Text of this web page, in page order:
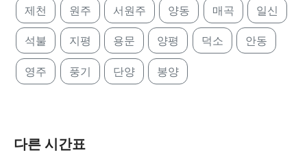
제천 원주 서원주 양동 매곡 일신
석불 지평 용문 양평 덕소 안동
영주 풍기 단양 봉양
다른 시간표